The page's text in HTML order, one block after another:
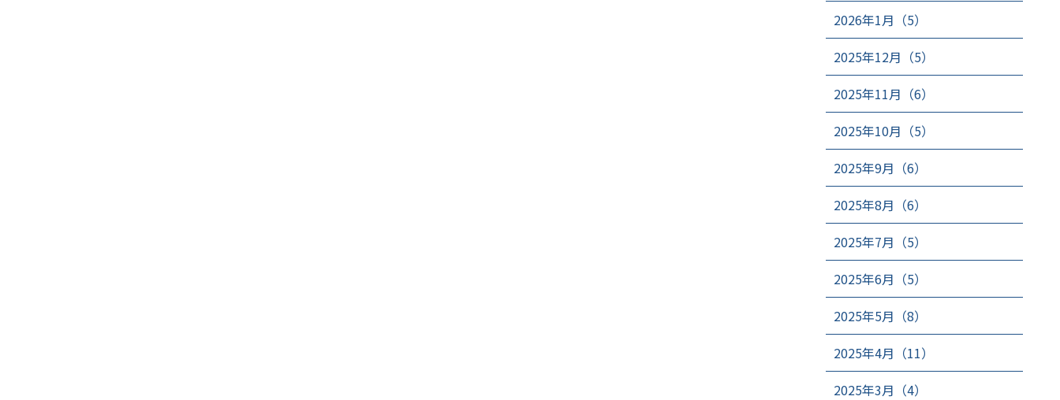
2026年1月（5）
2025年12月（5）
2025年11月（6）
2025年10月（5）
2025年9月（6）
2025年8月（6）
2025年7月（5）
2025年6月（5）
2025年5月（8）
2025年4月（11）
2025年3月（4）